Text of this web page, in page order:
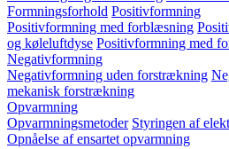
Formningsforhold Positivformning
Positivformning med forblæsning
og køleluftdyse Positivformning med
Negativformning
Negativformning uden forstrækning
mekanisk forstrækning
Opvarmning
Opvarmningsmetoder Styringen af
Opnåelse af ensartet opvarmning